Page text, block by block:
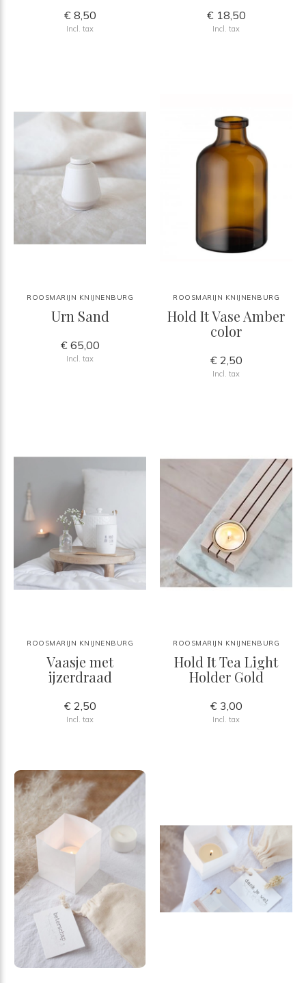
€ 8,50
Incl. tax
€ 18,50
Incl. tax
ROOSMARIJN KNIJNENBURG
Urn Sand
€ 65,00
Incl. tax
ROOSMARIJN KNIJNENBURG
Hold It Vase Amber
color
€ 2,50
Incl. tax
ROOSMARIJN KNIJNENBURG
Vaasje met
ijzerdraad
€ 2,50
Incl. tax
ROOSMARIJN KNIJNENBURG
Hold It Tea Light
Holder Gold
€ 3,00
Incl. tax